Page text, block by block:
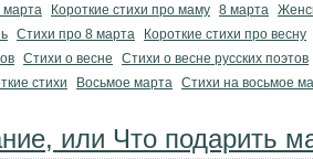
марта
Короткие стихи про маму 8 марта
Стихи про 8 марта
Короткие стихи про весну
Стихи о весне
Стихи о весне русских поэтов
стихи Восьмое марта Стихи на восьмое
или Что подарить